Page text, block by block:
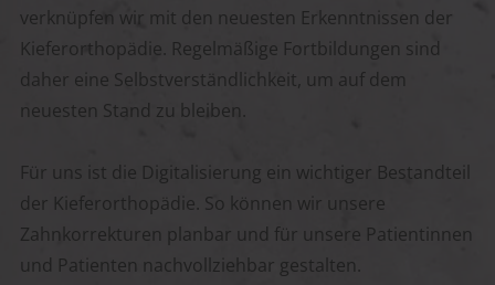
verknüpfen wir mit den neuesten Erkenntnissen der
Kieferorthopädie. Regelmäßige Fortbildungen sind
daher eine Selbstverständlichkeit, um auf dem
neuesten Stand zu bleiben.
Für uns ist die Digitalisierung ein wichtiger Bestandteil
der Kieferorthopädie. So können wir unsere
Zahnkorrekturen planbar und für unsere Patientinnen
und Patienten nachvollziehbar gestalten.